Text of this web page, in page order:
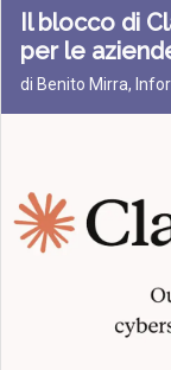
Il blocco di
per le
di Benito Mirra,